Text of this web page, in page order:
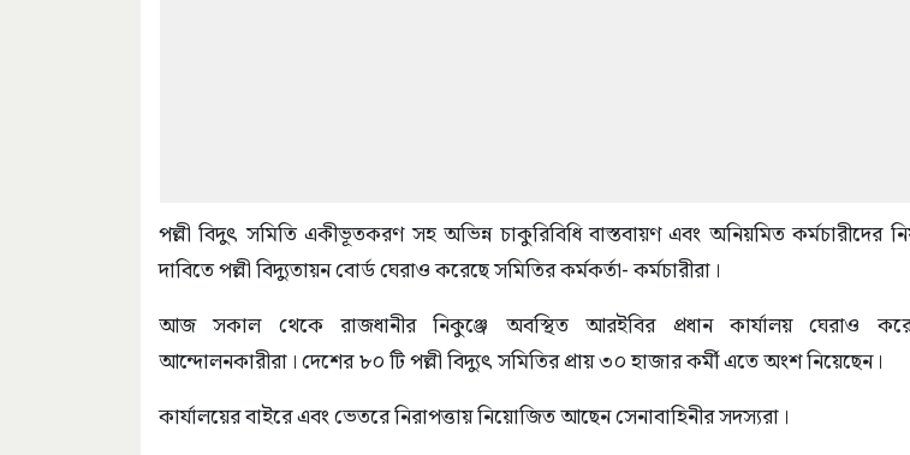
পল্লী বিদুৎ সমিতি একীভূতকরণ সহ অভিন্ন চাকুরিবিধি বাস্তবায়ণ এবং অনিয়মিত কর্মচারীদের
দাবিতে পল্লী বিদ্যুতায়ন বোর্ড ঘেরাও করেছে সমিতির কর্মকর্তা- কর্মচারীরা।
আজ সকাল থেকে রাজধানীর নিকুঞ্জে অবস্থিত আরইবির প্রধান কার্যালয় ঘেরাও
আন্দোলনকারীরা। দেশের ৮০ টি পল্লী বিদ্যুৎ সমিতির প্রায় ৩০ হাজার কর্মী এতে অংশ নিয়েছেন।
কার্যালয়ের বাইরে এবং ভেতরে নিরাপত্তায় নিয়োজিত আছেন সেনাবাহিনীর সদস্যরা।